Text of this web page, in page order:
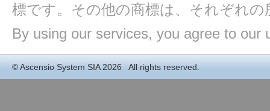
標です。その他の商標は、それぞれの
By using our services, you agree to our
©Ascensio System SIA2026 All rights reserved.